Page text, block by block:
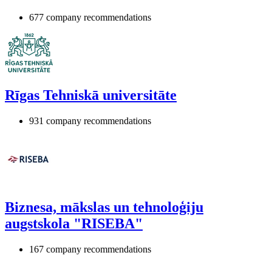
677 company recommendations
Rīgas Tehniskā universitāte
931 company recommendations
Biznesa, mākslas un tehnoloģiju
augstskola "RISEBA"
167 company recommendations